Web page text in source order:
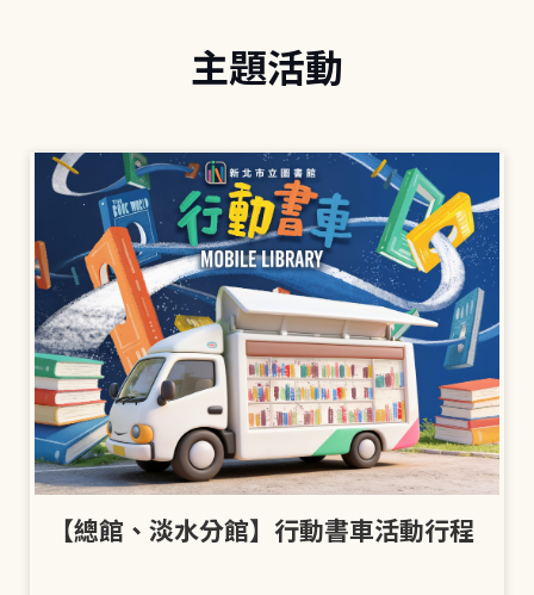
主題活動
【總館、淡水分館】行動書車活動行程